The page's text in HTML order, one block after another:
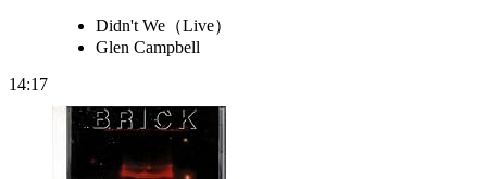
Didn't We（Live）
Glen Campbell
14:17